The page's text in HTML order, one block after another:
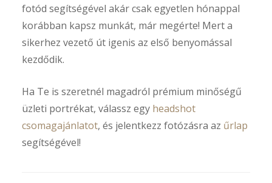
fotód segítségével akár csak egyetlen hónappal
korábban kapsz munkát, már megérte! Mert a
sikerhez vezető út igenis az első benyomással
kezdődik.
Ha Te is szeretnél magadról prémium minőségű
üzleti portrékat, válassz egy headshot
csomagajánlatot, és jelentkezz fotózásra az űrlap
segítségével!